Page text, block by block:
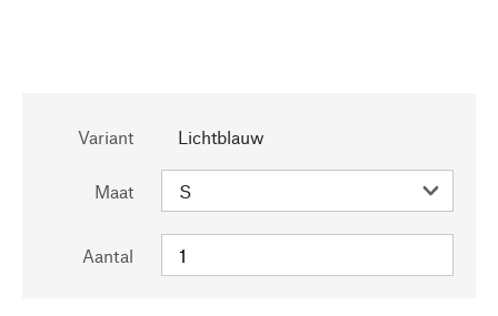
Variant Lichtblauw
Maat
Aantal